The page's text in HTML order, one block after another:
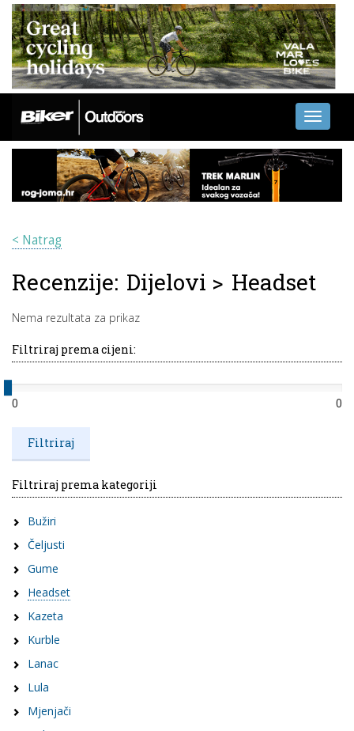
Toggle
< Natrag
Recenzije: Dijelovi > Headset
Nema rezultata za prikaz
Filtriraj prema cijeni:
0 0
Filtriraj prema kategoriji
Bužiri
Čeljusti
Gume
Headset
Kazeta
Kurble
Lanac
Lula
Mjenjači